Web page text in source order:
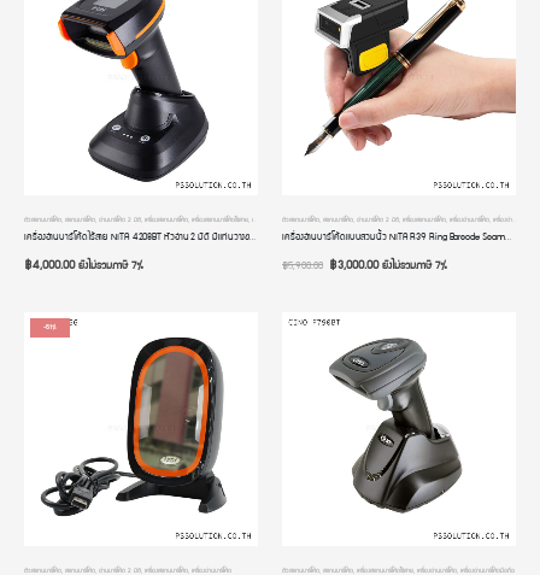
ตัวสแกนบาร์โค้ด สแกนบาร์โค้ด อ่านบาร์โค้ด 2 มิติ เครื่องสแกนบาร์โค้ด เครื่องสแกนบาร์โค้ดไร้สาย เครื่องอ่านบาร์โค้ด ,เครื่องอ่านบาร์โค้ดมือถือ
เครื่องอ่านบาร์โค้ดไร้สาย NITA 4208BT หัวอ่าน 2 มิติ มีแท่นวางชาร์จ มีหน้าจอ มี Bluetooth มีโหมดสลับภาษาแบบออโต้ รับประกัน 2 ปี
฿4,000.00ยังไม่รวมภาษี 7%
ตัวสแกนบาร์โค้ด สแกนบาร์โค้ด อ่านบาร์โค้ด 2 มิติ เครื่องสแกนบาร์โค้ด เครื่องอ่านบาร์โค้ด เครื่องอ่านบาร์โค้ดมือถือ
เครื่องอ่านบาร์โค้ดแบบสวมนิ้ว NITA R39 Ring Barcode Scanner ระบบไร้สาย Bluetooth หัวอ่านแบบ 2 มิติ รับประกัน 2 ปี
฿5,900.00 ฿3,000.00ยังไม่รวมภาษี 7%
-51%
ตัวสแกนบาร์โค้ด สแกนบาร์โค้ด อ่านบาร์โค้ด 2 มิติ เครื่องสแกนบาร์โค้ด เครื่องอ่านบาร์โค้ด ตัวสแกนบาร์โค้ด สแกนบาร์โค้ด เครื่องสแกนบาร์โค้ดไร้สาย เครื่องอ่านบาร์โค้ด เครื่องอ่านบาร์โค้ดมือถือ